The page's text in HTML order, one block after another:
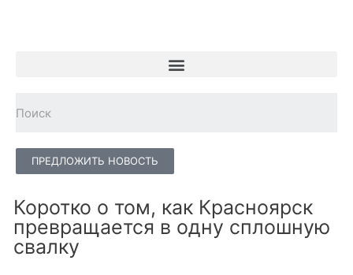
ПРЕДЛОЖИТЬ НОВОСТЬ
Коротко о том, как Красноярск
превращается в одну сплошную
свалку